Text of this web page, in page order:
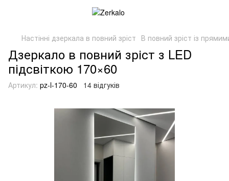
Настінні дзеркала в повний зріст В повний зріст із
Дзеркало в повний зріст з LED
підсвіткою 170×60
Артикул: pz-l-170-60 14 відгуків